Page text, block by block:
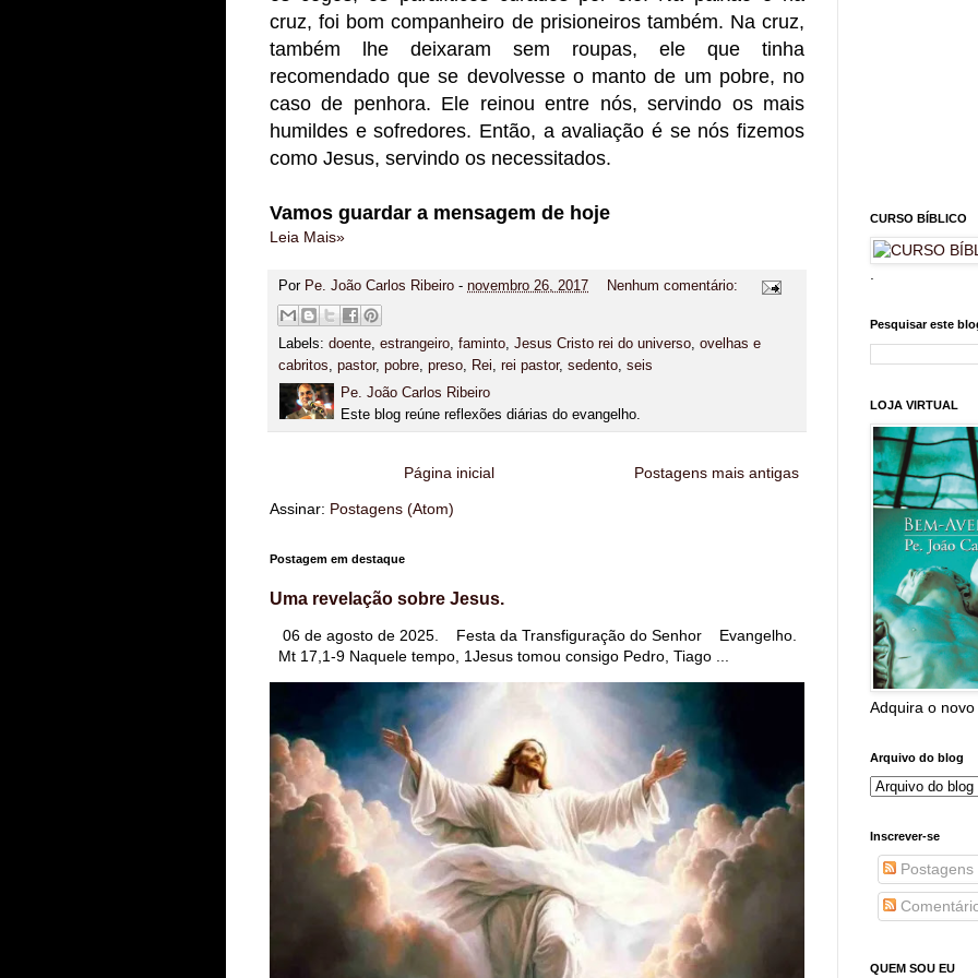
cruz, foi bom companheiro de prisioneiros também. Na cruz,
também lhe deixaram sem roupas, ele que tinha
recomendado que se devolvesse o manto de um pobre, no
caso de penhora. Ele reinou entre nós, servindo os mais
humildes e sofredores. Então, a avaliação é se nós fizemos
como Jesus, servindo os necessitados.
Vamos guardar a mensagem de hoje
Leia Mais»
Por Pe. João Carlos Ribeiro - novembro 26, 2017 Nenhum comentário:
Labels: doente estrangeiro faminto Jesus Cristo rei do universo ovelhas e
cabritos
pastor, pobre preso Rei rei pastor, sedento seis
Pe. João Carlos Ribeiro
Este blog reúne reflexões diárias do evangelho.
Postagens mais antigas
Página inicial
Assinar: Postagens (Atom)
Postagem em destaque
Uma revelação sobre Jesus.
06 de agosto de 2025. Festa da Transfiguração do Senhor Evangelho.
Mt 17,1-9 Naquele tempo, 1Jesus tomou consigo Pedro, Tiago ...
CURSO BÍBLICO
Pesquisar este
LOJA VIRTUAL
Adquira o
Arquivo do blog
Inscrever-se
Postagens
QUEM SOU EU